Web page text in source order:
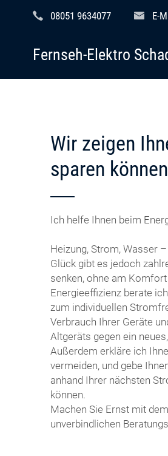
08051 9634077 E-
Fernseh-Elektro
Wir zeigen
sparen
Ich helfe Ihnen beim
Heizung, Strom, Wasser
Glück gibt es jedoch
senken, ohne am
Energieeffizienz berate
zum individuellen
Verbrauch Ihrer Geräte
Altgeräts gegen ein
Außerdem erkläre ich
vermeiden, und gebe
anhand Ihrer nächsten
können.
Machen Sie Ernst mit
unverbindlichen